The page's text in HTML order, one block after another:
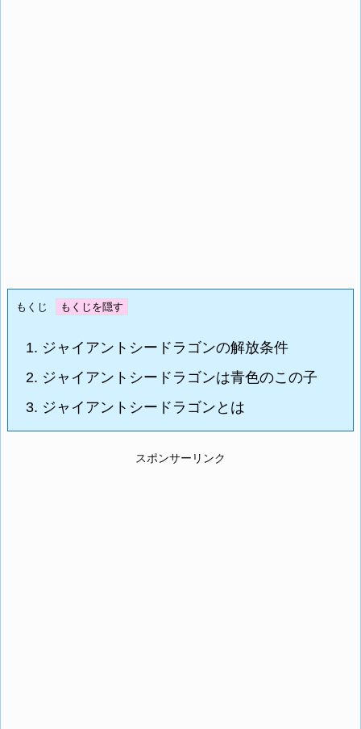
もくじ
1. ジャイアントシードラゴンの解放条件
2. ジャイアントシードラゴンは青色のこの子
3. ジャイアントシードラゴンとは
スポンサーリンク